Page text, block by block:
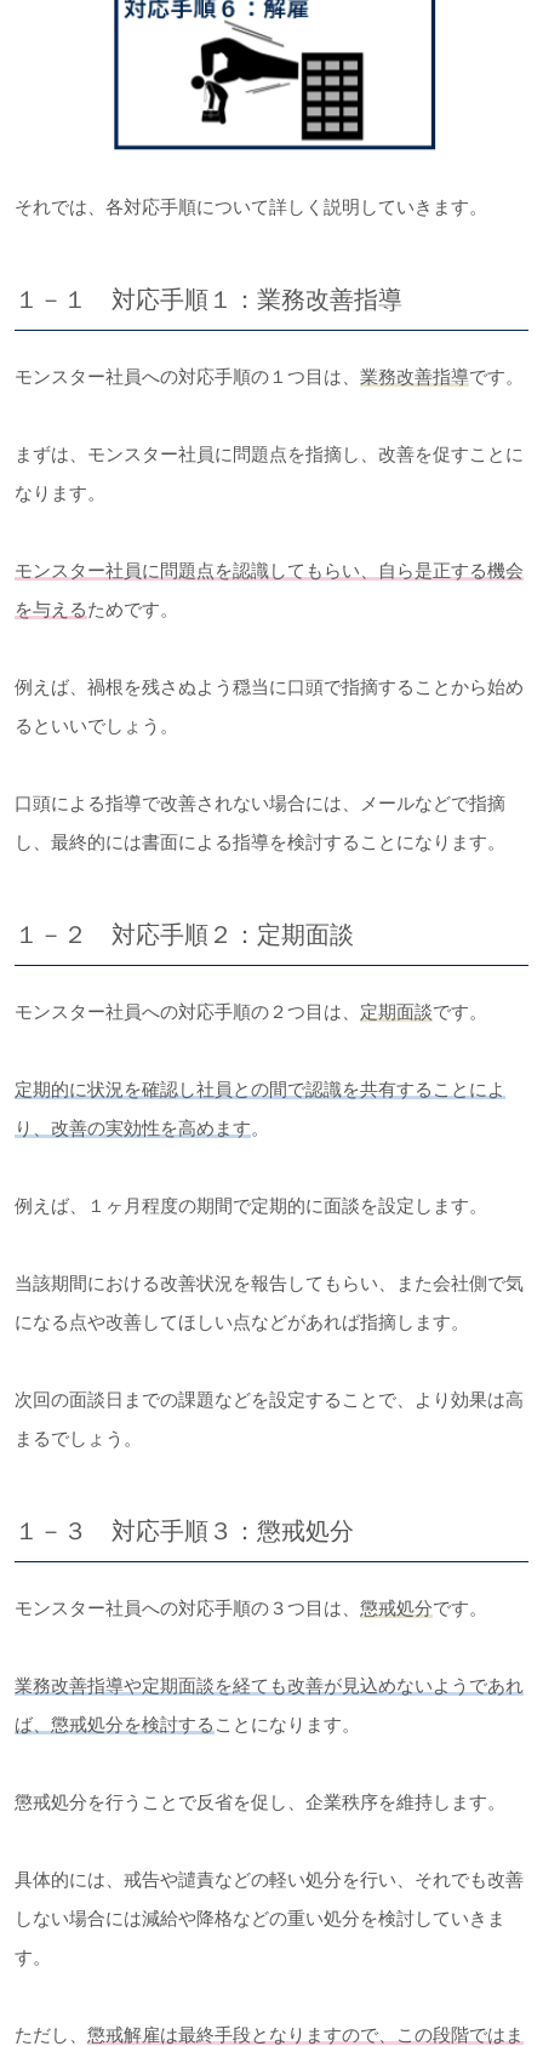
それでは、各対応手順について詳しく説明していきます。
１－１ 対応手順１：業務改善指導
モンスター社員への対応手順の１つ目は、 業務改善指導です。
まずは、モンスター社員に問題点を指摘し、改善を促すことに
なります。
モンスター社員に問題点を認識してもらい、自ら是正する機会
を与えるためです。
例えば、禍根を残さぬよう穏当に口頭で指摘することから始め
るといいでしょう。
口頭による指導で改善されない場合には、メールなどで指摘
し、最終的には書面による指導を検討することになります。
１－２ 対応手順２：定期面談
モンスター社員への対応手順の２つ目は、 定期面談です。
定期的に状況を確認し社員との間で認識を共有することによ
り、改善の実効性を高めます。
例えば、１ヶ月程度の期間で定期的に面談を設定します。
当該期間における改善状況を報告してもらい、また会社側で気
になる点や改善してほしい点などがあれば指摘します。
次回の面談日までの課題などを設定することで、より効果は高
まるでしょう。
１－３ 対応手順３：懲戒処分
モンスター社員への対応手順の３つ目は、 懲戒処分です。
業務改善指導や定期面談を経ても改善が見込めないようであれ
ば、懲戒処分を検討する ことになります。
懲戒処分を行うことで反省を促し、企業秩序を維持します。
具体的には、戒告や譴責などの軽い処分を行い、それでも改善
しない場合には減給や降格などの重い処分を検討していきま
す。
ただし、 懲戒解雇は最終手段となりますので、この段階ではま